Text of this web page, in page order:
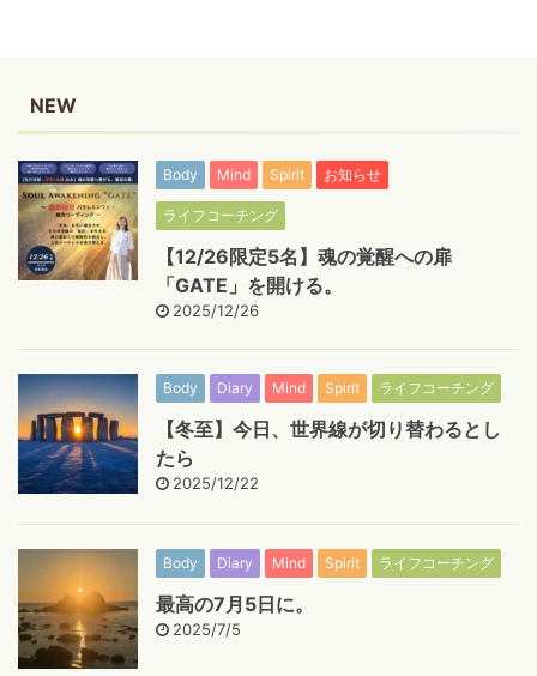
NEW
Body Mind Spirit お知らせ
ライフコーチング
【12/26限定5名】魂の覚醒への扉
「GATE」を開ける。
2025/12/26
Body Diary Mind Spirit ライフコーチング
【冬至】今日、世界線が切り替わるとし
たら
2025/12/22
Body Diary Mind Spirit ライフコーチング
最高の7月5日に。
2025/7/5